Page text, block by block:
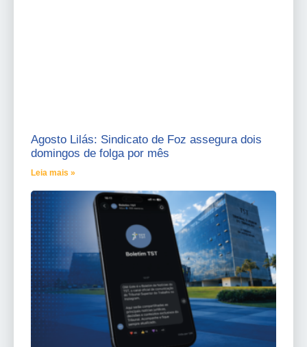
Agosto Lilás: Sindicato de Foz assegura dois
domingos de folga por mês
Leia mais »